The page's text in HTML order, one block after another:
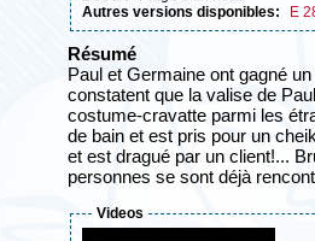
Autres versions disponibles:
E
résumé
Paul et Germaine ont gagné
constatent que la valise de
costume-cravatte parmi les
de bain et est pris pour un
et est dragué par un client!...
personnes se sont déjà
Videos